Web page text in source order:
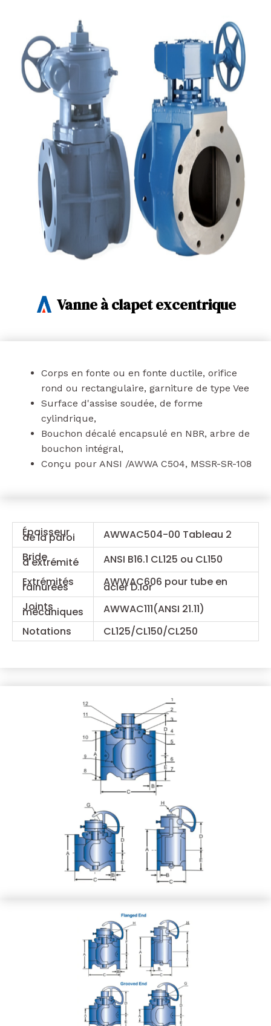
Vanne à clapet excentrique
Corps en fonte ou en fonte ductile, orifice
rond ou rectangulaire, garniture de type Vee
Surface d'assise soudée, de forme
cylindrique,
Bouchon décalé encapsulé en NBR, arbre de
bouchon intégral,
Conçu pour ANSI /AWWA C504, MSSR-SR-108
Épaisseur
de la paroi
AWWAC504-00 Tableau 2
Bride
d'extrémité
ANSI B16.1 CL125 ou CL150
Extrémités
rainurées AWWAC606 pour tube en
acier D.Ior
Joints
mécaniques
AWWAC111(ANSI 21.11)
Notations
CL125/CL150/CL250